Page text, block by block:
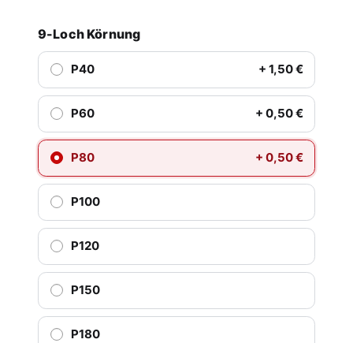
9-Loch Körnung
P40 + 1,50 €
P60 + 0,50 €
P80 + 0,50 €
P100
P120
P150
P180